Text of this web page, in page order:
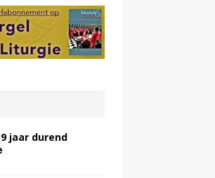
jaar durend